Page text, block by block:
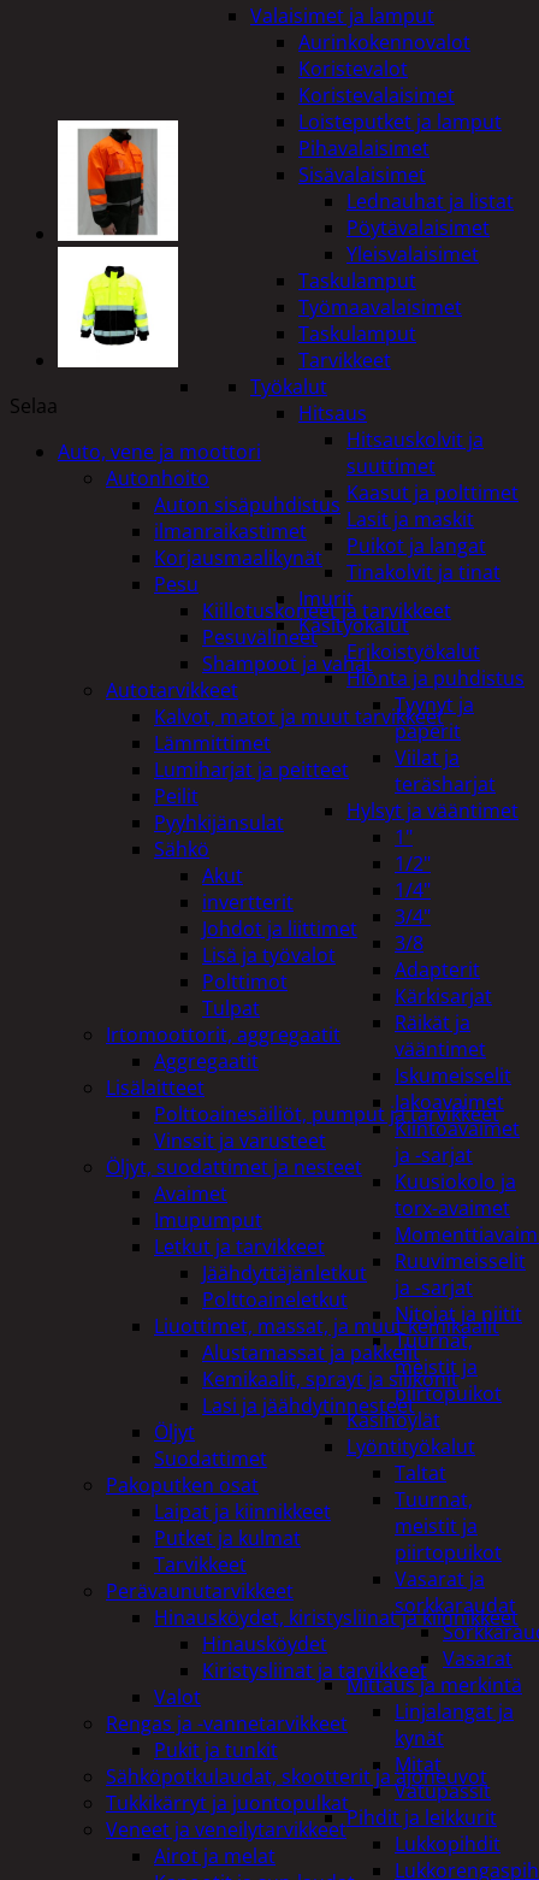
Valaisimet ja lamput
Aurinkokennovalot
Koristevalot
Koristevalaisimet
Loisteputket ja lamput
Pihavalaisimet
Sisävalaisimet
Lednauhat ja listat
Pöytävalaisimet
Yleisvalaisimet
Taskulamput
Työmaavalaisimet
Taskulamput
Tarvikkeet
Työkalut
Hitsaus
Hitsauskolvit ja
suuttimet
Kaasut ja polttimet
Lasit ja maskit
Puikot ja langat
Tinakolvit ja tinat
Imurit
Käsityökalut
Erikoistyökalut
Hionta ja puhdistus
Tyynyt ja
paperit
Viilat ja
teräsharjat
Hylsyt ja vääntimet
1"
1/2"
1/4"
3/4"
3/8
Adapterit
Kärkisarjat
Räikät ja
vääntimet
Iskumeisselit
Jakoavaimet
Kiintoavaimet
ja -sarjat
Kuusiokolo ja
torx-avaimet
Ruuvimeisselit
ja -sarjat
Nitojat ja niitit
Tuurnat,
meistit ja
piirtopuikot
Käsihöylät
Lyöntityökalut
Taltat
Tuurnat,
meistit ja
piirtopuikot
Vasarat ja
sorkkaraudat
Vasarat
Mittaus ja merkintä
Linjalangat ja
kynät
Mitat
Vatupassit
Pihdit ja leikkurit
Lukkopihdit
Selaa
Auto, vene ja moottori
Autonhoito
Auton sisäpuhdistus
ilmanraikastimet
Korjausmaalikynät
Pesu
Kiillotuskoneet ja tarvikkeet
Pesuvälineet
Shampoot ja vahat
Autotarvikkeet
Kalvot, matot ja muut tarvikkeet
Lämmittimet
Lumiharjat ja peitteet
Peilit
Pyyhkijänsulat
Sähkö
Akut
invertterit
Johdot ja liittimet
Lisä ja työvalot
Polttimot
Tulpat
Irtomoottorit, aggregaatit
Aggregaatit
Lisälaitteet
Polttoainesäiliöt, pumput ja tarvikkeet
Vinssit ja varusteet
Öljyt, suodattimet ja nesteet
Avaimet
Imupumput
Letkut ja tarvikkeet
Jäähdyttäjänletkut
Polttoaineletkut
Liuottimet, massat, ja muut kemikaalit
Alustamassat ja pakkelit
Kemikaalit, sprayt ja silikonit
Lasi ja jäähdytinnesteet
Öljyt
Suodattimet
Pakoputken osat
Laipat ja kiinnikkeet
Putket ja kulmat
Tarvikkeet
Perävaunutarvikkeet
Hinausköydet, kiristysliinat ja kiinnikkeet
Hinausköydet
Kiristysliinat ja tarvikkeet
Valot
Rengas ja -vannetarvikkeet
Pukit ja tunkit
Sähköpotkulaudat, skootterit ja ajoneuvot
Tukkikärryt ja juontopulkat
Veneet ja veneilytarvikkeet
Airot ja melat